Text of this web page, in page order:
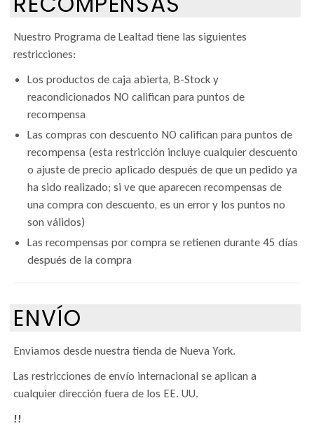
Nuestro Programa de Lealtad tiene las siguientes
restricciones:
Los productos de caja abierta, B-Stock y
reacondicionados NO califican para puntos de
recompensa
Las compras con descuento NO califican para puntos de
recompensa (esta restricción incluye cualquier descuento
o ajuste de precio aplicado después de que un pedido ya
ha sido realizado; si ve que aparecen recompensas de
una compra con descuento, es un error y los puntos no
son válidos)
Las recompensas por compra se retienen durante 45 días
después de la compra
ENVÍO
Enviamos desde nuestra tienda de Nueva York.
Las restricciones de envío internacional se aplican a
cualquier dirección fuera de los EE. UU.
!!